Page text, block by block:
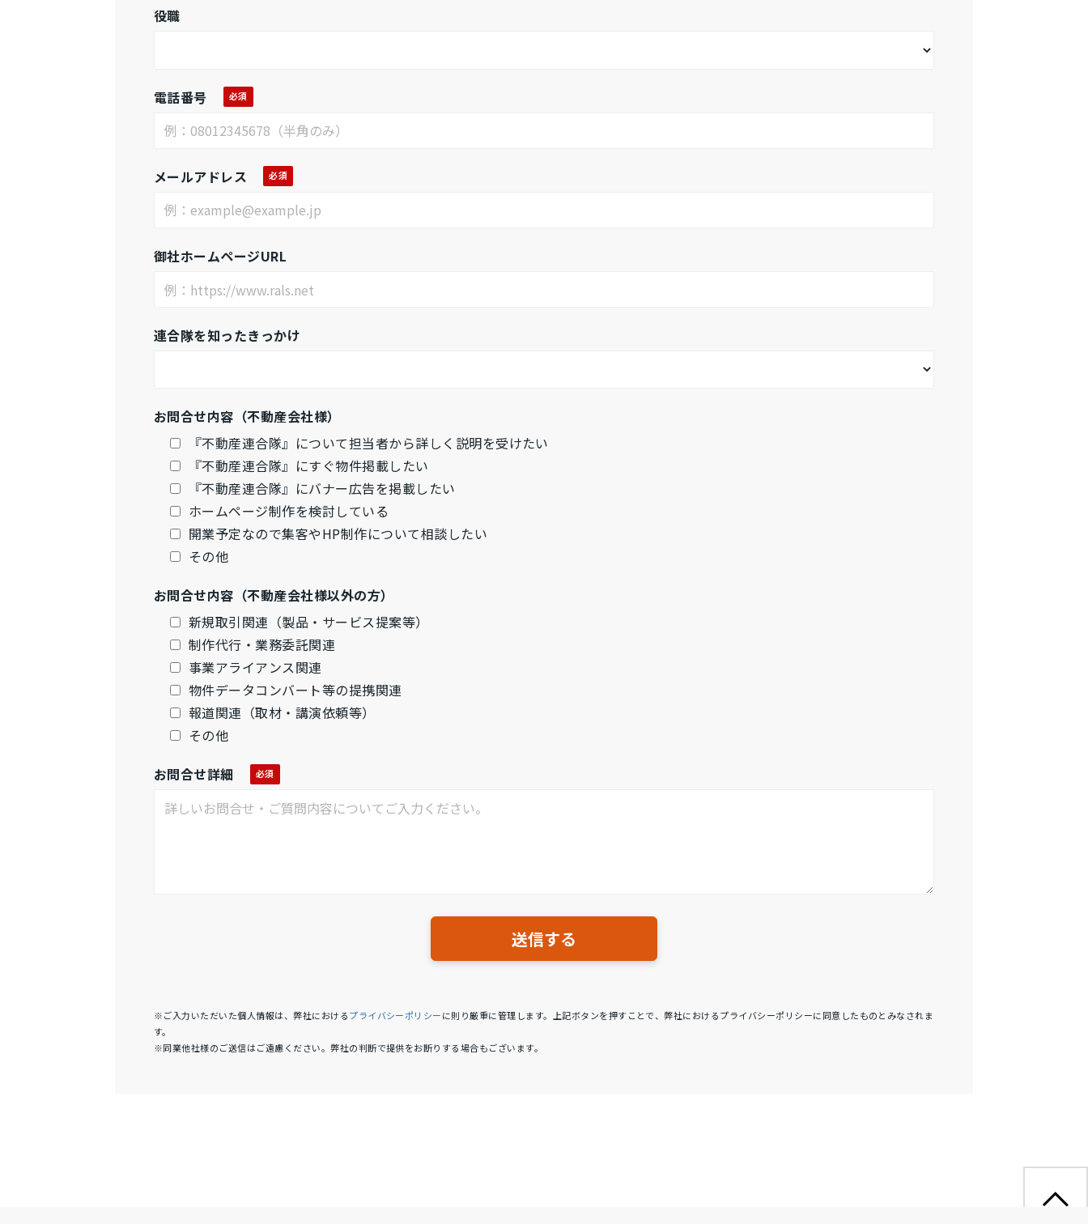
役職
電話番号
メールアドレス
御社ホームページURL
連合隊を知ったきっかけ
お問合せ内容（不動産会社様）
『不動産連合隊』について担当者から詳しく説明を受けたい
『不動産連合隊』にすぐ物件掲載したい
『不動産連合隊』にバナー広告を掲載したい
ホームページ制作を検討している
開業予定なので集客やHP制作について相談したい
その他
お問合せ内容（不動産会社様以外の方）
新規取引関連（製品・サービス提案等）
制作代行・業務委託関連
事業アライアンス関連
物件データコンバート等の提携関連
報道関連（取材・講演依頼等）
その他
お問合せ詳細
※ご入力いただいた個人情報は、弊社におけるプライバシーポリシーに則り厳重に管理します。上記ボタンを押すことで、弊社におけるプライバシーポリシーに同意したものとみなされま
す。
※同業他社様のご送信はご遠慮ください。弊社の判断で提供をお断りする場合もございます。